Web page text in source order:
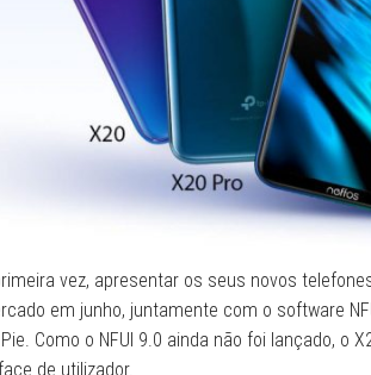
vez, apresentar os seus novos
em junho, juntamente com o software
Como o NFUI 9.0 ainda não foi lançado, o
de utilizador.